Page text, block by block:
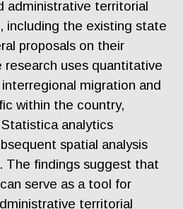
administrative territorial
including the existing state
proposals on their
research uses quantitative
migration and
within the country,
analytics
spatial analysis
The findings suggest that
serve as a tool for
territorial